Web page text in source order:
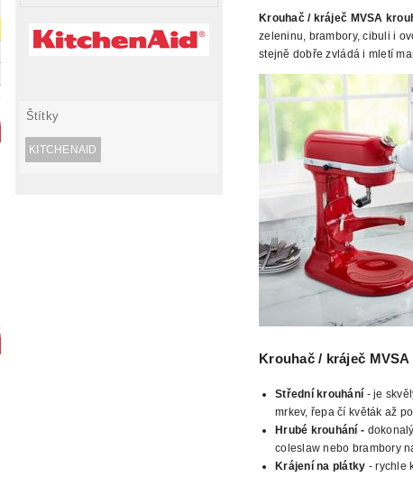
Štítky
KITCHENAID
Krouhač / kráječ MVSA
zeleninu, brambory, cibuli i
stejně dobře zvládá i mletí
Krouhač / kráječ
Střední krouhání - je
mrkev, řepa čí květák až
Hrubé krouhání -
coleslaw nebo brambory
Krájenína plátky - rychle